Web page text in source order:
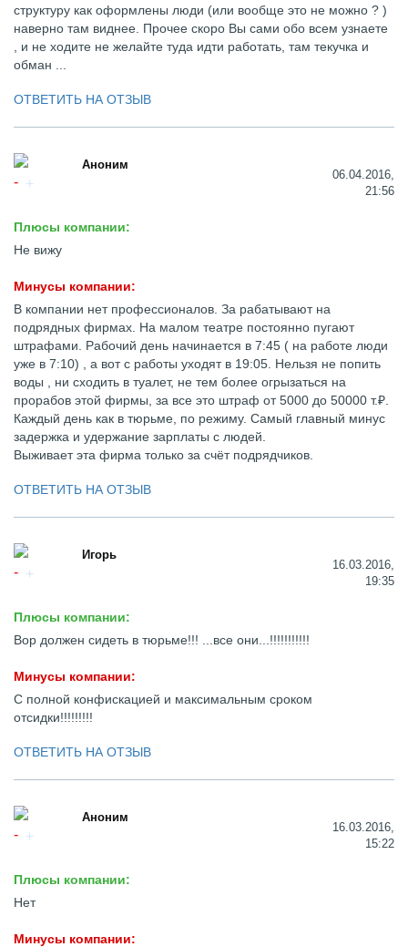
структуру как оформлены люди (или вообще это не можно ? )
наверно там виднее. Прочее скоро Вы сами обо всем узнаете
, и не ходите не желайте туда идти работать, там текучка и
обман ...
ОТВЕТИТЬ НА ОТЗЫВ
Аноним
06.04.2016,
21:56
Плюсы компании:
Не вижу
Минусы компании:
В компании нет профессионалов. За рабатывают на
подрядных фирмах. На малом театре постоянно пугают
штрафами. Рабочий день начинается в 7:45 ( на работе люди
уже в 7:10) , а вот с работы уходят в 19:05. Нельзя не попить
воды , ни сходить в туалет, не тем более огрызаться на
прорабов этой фирмы, за все это штраф от 5000 до 50000 т.₽.
Каждый день как в тюрьме, по режиму. Самый главный минус
задержка и удержание зарплаты с людей.
Выживает эта фирма только за счёт подрядчиков.
ОТВЕТИТЬ НА ОТЗЫВ
Игорь
16.03.2016,
19:35
Плюсы компании:
Вор должен сидеть в тюрьме!!! ...все они...!!!!!!!!!!!
Минусы компании:
С полной конфискацией и максимальным сроком
отсидки!!!!!!!!!
ОТВЕТИТЬ НА ОТЗЫВ
Аноним
16.03.2016,
15:22
Плюсы компании:
Нет
Минусы компании: